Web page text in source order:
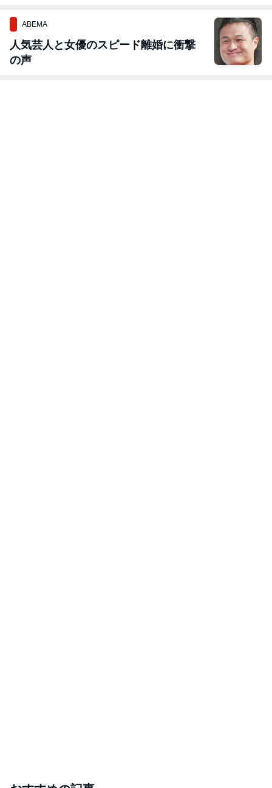
ABEMA
人気芸人と女優のスピード離婚に衝撃
の声